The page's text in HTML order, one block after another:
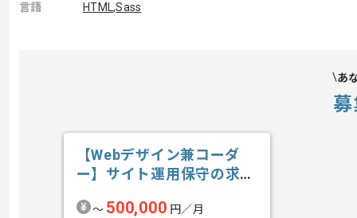
言語
HTML,Sass
あ
【Webデザイン兼コーダ
ー】サイト運用保守の求
〜 500,000 円／月